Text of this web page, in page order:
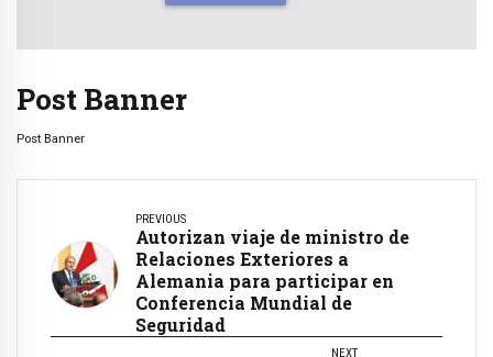
Post Banner
Post Banner
PREVIOUS
Autorizan viaje de ministro de
Relaciones Exteriores a
Alemania para participar en
Conferencia Mundial de
Seguridad
NEXT